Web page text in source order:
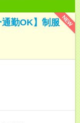
NEW
通勤OK】制服